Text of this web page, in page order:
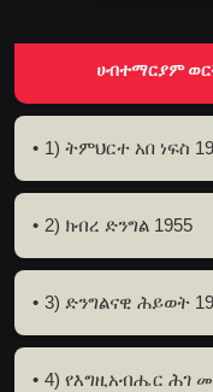
ሀብተማርያም
1) ትምህርተ አበ ነፍስ
2) ክብረ ድንግል 1955
3) ድንግልናዊ ሕይወት
4) የእግዚአብሔር ሕገ